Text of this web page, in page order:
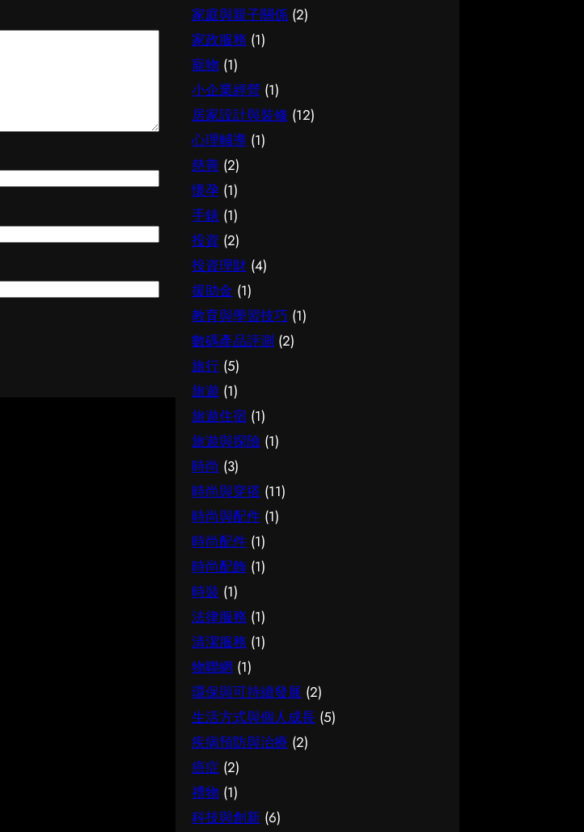
基礎認知。很多誤解往往源於資訊
不足或一知半解，因此花點時間了
解它的本質與背景，是值得的投
資。 它的重要性 認真了解簿記服
務的好處顯而易見：當你清楚自己
面對的選擇與條件，便更容易避開
常見的陷阱，把時間與資源花在真
正合適的地方，這也是做足功課的
價值所在。 結語 說到底，面對簿
記服務，最重要的是保持理性、做
足功課，並按自己的實際情況作判
斷。願這篇文章能成為你的實用參
考，讓你在選擇時更有信心。
尷尬，讓每一分付出都用得其所。
如何選擇 在考慮腳腫 解決時，建
議從自己的實際需要出發，比較不
同選擇的特點與條件，而非單看價
錢或表面資訊。多參考可靠來源、
細閱詳情，有助找到最切合需要的
方案。想進一步了解相關資訊，可
以參考腳腫 解決，當中有更詳細
的介紹。 腳腫 解決是甚麼 要真正
掌握腳腫 解決，第一步是建立正
確的基礎認知。很多誤解往往源於
資訊不足或一知半解，因此花點時
間了解它的本質與背景，是值得的
投資。 總結 總括而言，了解腳腫
解決的關鍵在於掌握足夠資訊、認
清自己的需要，並在有需要時尋求
專業意見。希望這篇分享能為你提
供有用的參考，助你作出安心又合
適的決定。
境，對試管嬰兒的要求也不一樣。
先想清楚自己最常遇到的情況與優
先考量，再作選擇，就能避免買了
用不上、或選了不合適的尷尬，讓
每一分付出都用得其所。 如何選
擇 在考慮試管嬰兒時，建議從自
己的實際需要出發，比較不同選擇
的特點與條件，而非單看價錢或表
面資訊。多參考可靠來源、細閱詳
情，有助找到最切合需要的方案。
想進一步了解相關資訊，可以參考
試管嬰兒，當中有更詳細的介紹。
試管嬰兒是甚麼 要真正掌握試管
嬰兒，第一步是建立正確的基礎認
知。很多誤解往往源於資訊不足或
一知半解，因此花點時間了解它的
本質與背景，是值得的投資。 總
結 總括而言，了解試管嬰兒的關
鍵在於掌握足夠資訊、認清自己的
需要，並在有需要時尋求專業意
見。希望這篇分享能為你提供有用
的參考，助你作出安心又合適的決
定。
家庭與親子關係 (2)
家政服務 (1)
寵物 (1)
小企業經營 (1)
居家設計與裝修 (12)
心理輔導 (1)
慈善 (2)
懷孕 (1)
手錶 (1)
投資 (2)
投資理財 (4)
援助金 (1)
教育與學習技巧 (1)
數碼產品評測 (2)
旅行 (5)
旅遊 (1)
旅遊住宿 (1)
旅遊與探險 (1)
時尚 (3)
時尚與穿搭 (11)
時尚與配件 (1)
時尚配件 (1)
時尚配飾 (1)
時裝 (1)
法律服務 (1)
清潔服務 (1)
物聯網 (1)
環保與可持續發展 (2)
生活方式與個人成長 (5)
疾病預防與治療 (2)
癌症 (2)
禮物 (1)
科技與創新 (6)